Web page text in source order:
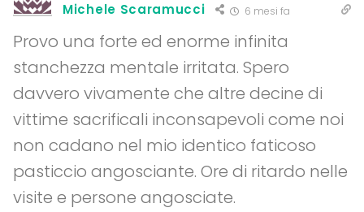
Michele Scaramucci 6 mesi fa
Provo una forte ed enorme infinita
stanchezza mentale irritata. Spero
davvero vivamente che altre decine di
vittime sacrificali inconsapevoli come noi
non cadano nel mio identico faticoso
pasticcio angosciante. Ore di ritardo nelle
visite e persone angosciate.